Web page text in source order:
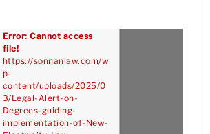
Error: Cannot access
file!
https://sonnanlaw.com/w
p-
content/uploads/2025/0
3/Legal-Alert-on-
Degrees-guiding-
implementation-of-New-